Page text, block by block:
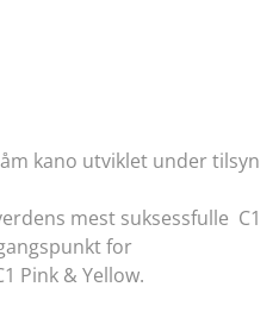
kano utviklet under tilsyn
mest suksessfulle C1
for
Pink & Yellow.